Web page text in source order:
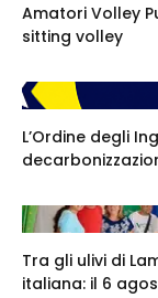
Amatori Volley
sitting volley
L’Ordine degli
Tra gli ulivi di
italiana: il 6